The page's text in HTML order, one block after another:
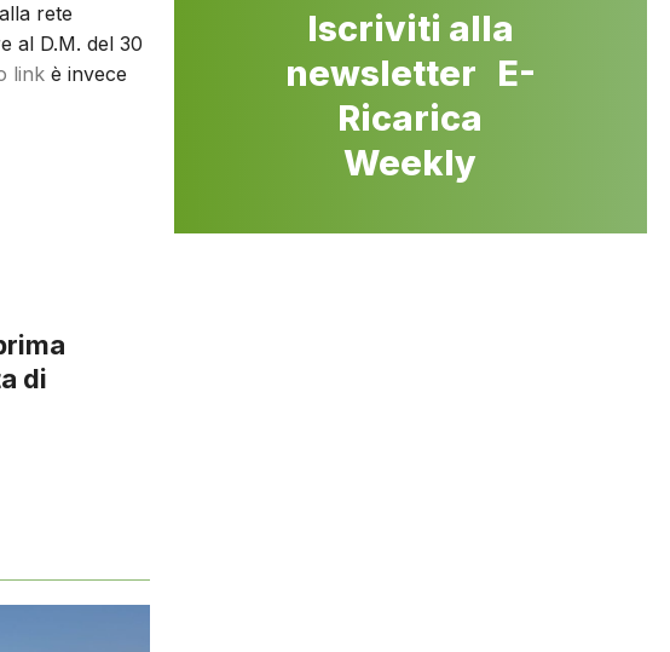
rete
al D.M. del 30
link è invece
di
Iscriviti alla
newsletter E-
Ricarica
Weekly